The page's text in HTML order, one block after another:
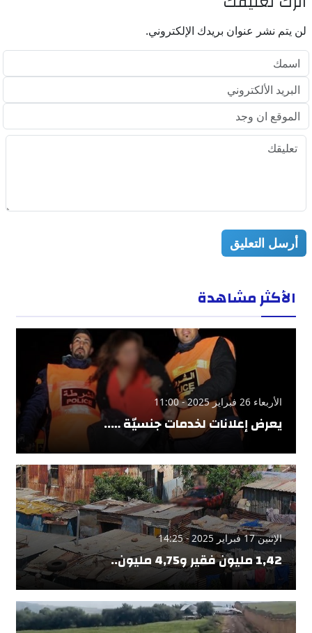
لن يتم نشر عنوان بريدك الإلكتروني.
أرسل التعليق
الأكثر مشاهدة
الأربعاء 26 فبراير 2025 - 11:00
يعرض إعلانات لخدمات جنسيّة …..
الإثنين 17 فبراير 2025 - 14:25
1,42 مليون فقير و4,75 مليون..